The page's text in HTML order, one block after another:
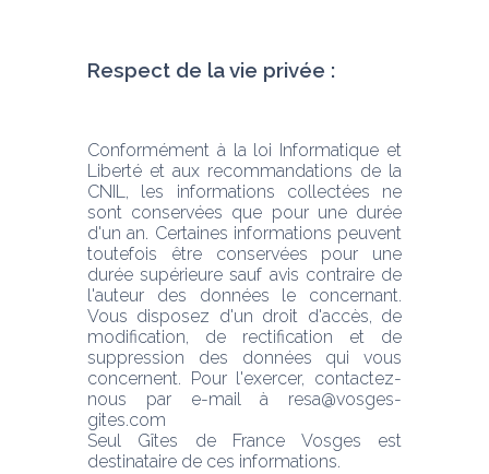
Respect de la vie privée :
Conformément à la loi Informatique et
Liberté et aux recommandations de la
CNIL, les informations collectées ne
sont conservées que pour une durée
d'un an. Certaines informations peuvent
toutefois être conservées pour une
durée supérieure sauf avis contraire de
l'auteur des données le concernant.
Vous disposez d'un droit d'accès, de
modification, de rectification et de
suppression des données qui vous
concernent. Pour l'exercer, contactez-
nous par e-mail à resa@vosges-
gites.com
Seul Gîtes de France Vosges est
destinataire de ces informations.